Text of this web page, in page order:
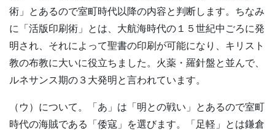
術」とあるので室町時代以降の内容と判断します。ちなみ
に「活版印刷術」とは、大航海時代の１５世紀中ごろに発
明され、それによって聖書の印刷が可能になり、キリスト
教の布教に大いに役立ちました。火薬・羅針盤と並んで、
ルネサンス期の３大発明と言われています。
（ウ）について。「あ」は「明との戦い」とあるので室町
時代の海賊である「倭寇」を選びます。「足軽」とは鎌倉